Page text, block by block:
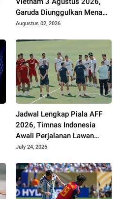
Garuda Diunggulkan Menang
Tipis di Stadion Pakansari
Augustus 02, 2026
Jadwal Lengkap Piala AFF
2026, Timnas Indonesia
Awali Perjalanan Lawan
Kamboja
July 24, 2026